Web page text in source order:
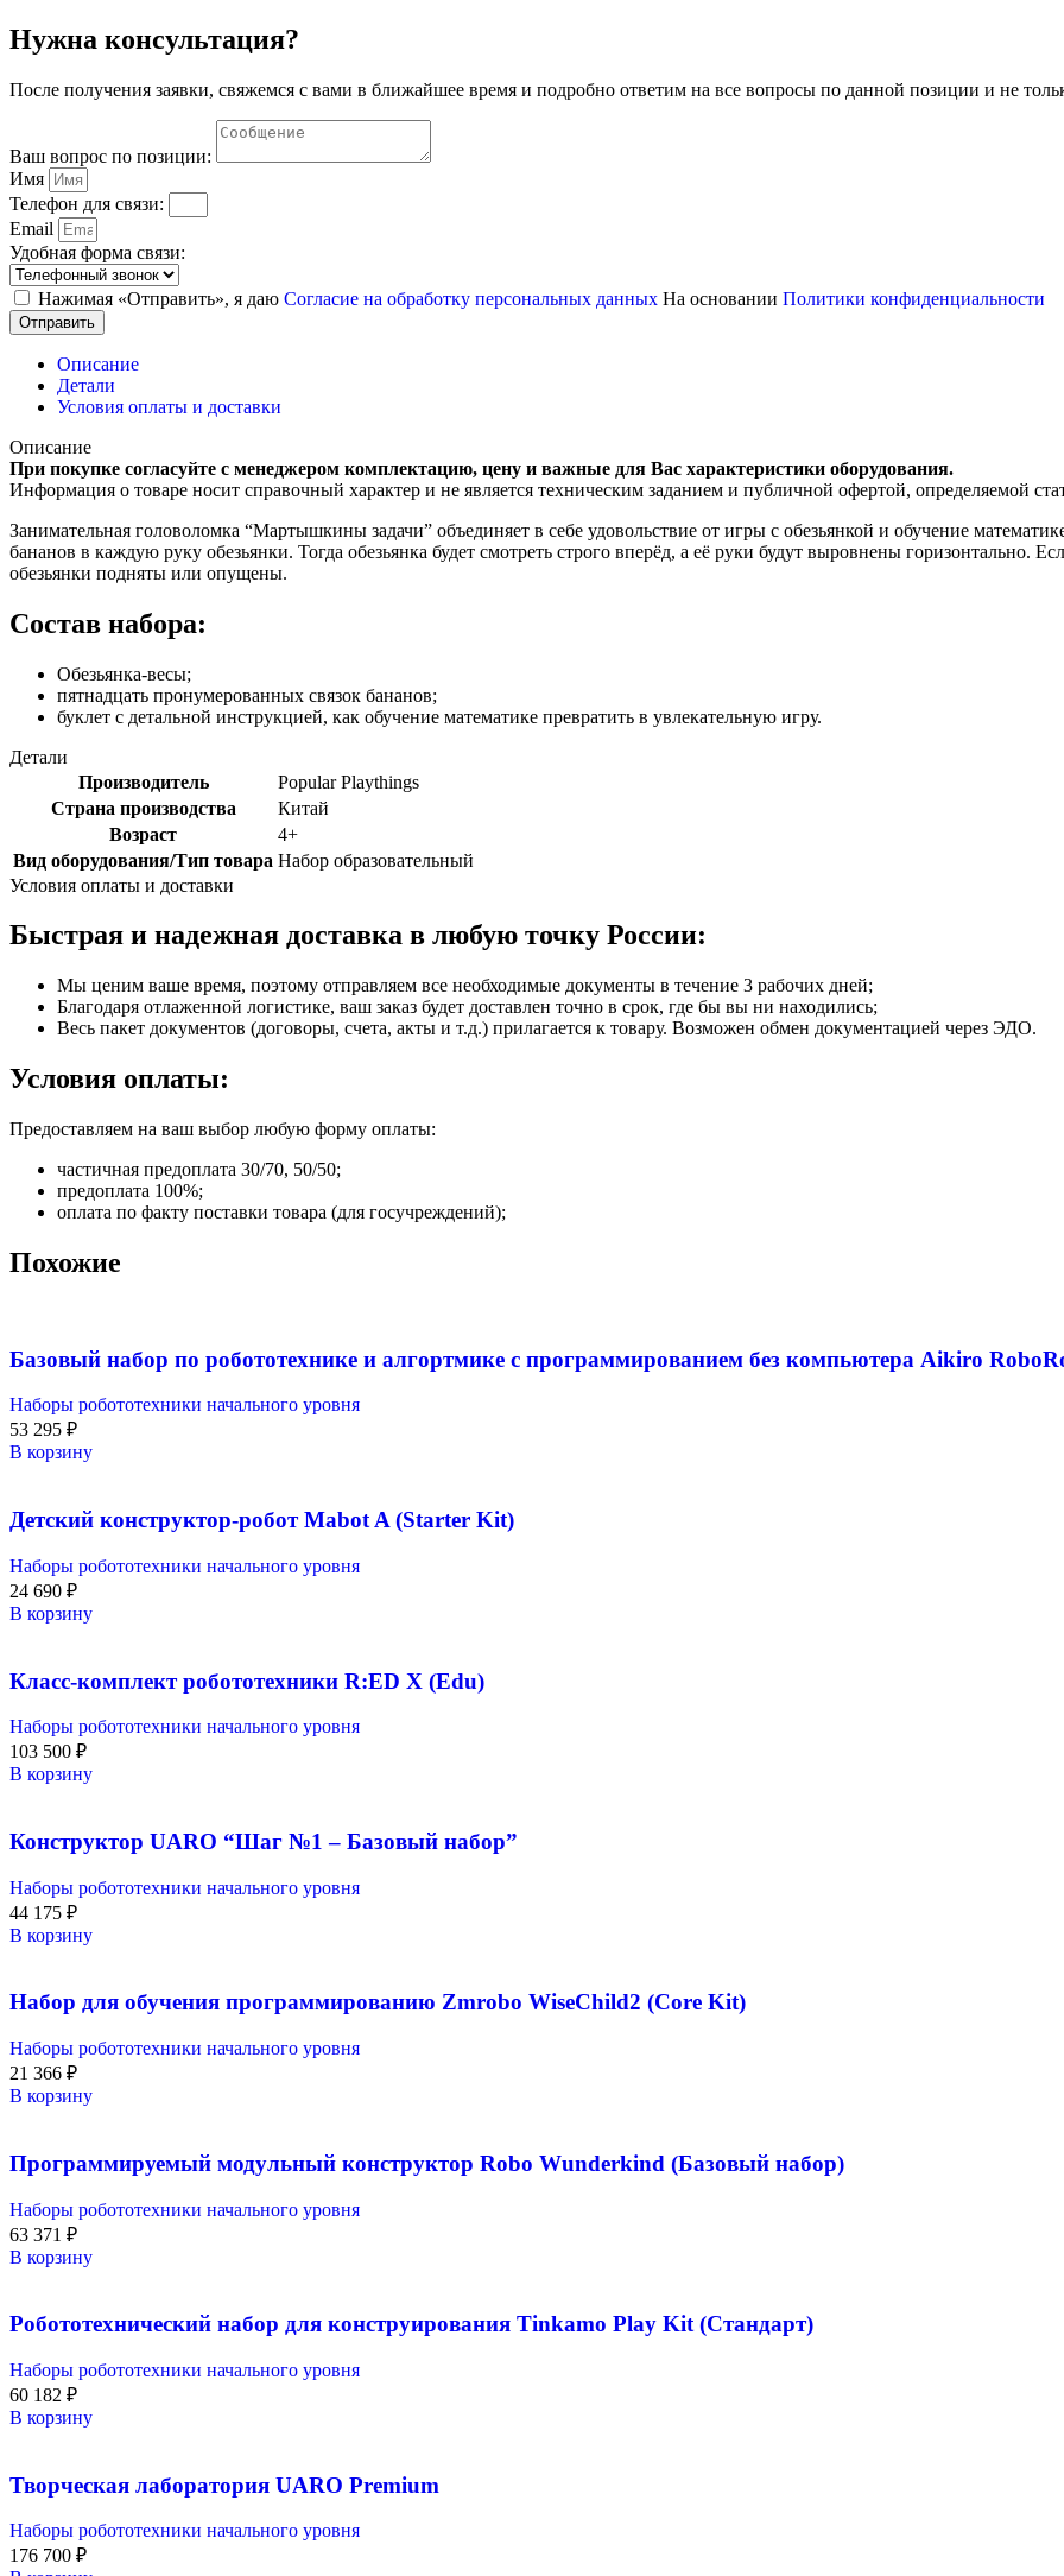
Нужна консультация?
После получения заявки, свяжемся с вами в ближайшее время и подробно ответим на все вопросы по данной позиции и не
Ваш вопрос по позиции:
Имя
Телефон для связи:
Email
Удобная форма связи:
Нажимая «Отправить», я даю Согласие на обработку персональных данных На основании Политики конфиденциальности
Отправить
Описание
Детали
Условия оплаты и доставки
Описание
При покупке согласуйте с менеджером комплектацию, цену и важные для Вас характеристики оборудования.
Информация о товаре носит справочный характер и не является техническим заданием и публичной офертой, определяемой
Занимательная головоломка “Мартышкины задачи” объединяет в себе удовольствие от игры с обезьянкой и обучение
бананов в каждую руку обезьянки. Тогда обезьянка будет смотреть строго вперёд, а её руки будут выровнены горизонтально.
обезьянки подняты или опущены.
Состав набора:
Обезьянка-весы;
пятнадцать пронумерованных связок бананов;
буклет с детальной инструкцией, как обучение математике превратить в увлекательную игру.
Детали
Производитель
Popular Playthings
Страна производства
Китай
Возраст
4+
Вид оборудования/Тип товара Набор образовательный
Условия оплаты и доставки
Быстрая и надежная доставка в любую точку России:
Мы ценим ваше время, поэтому отправляем все необходимые документы в течение 3 рабочих дней;
Благодаря отлаженной логистике, ваш заказ будет доставлен точно в срок, где бы вы ни находились;
Весь пакет документов (договоры, счета, акты и т.д.) прилагается к товару. Возможен обмен документацией через ЭДО.
Условия оплаты:
Предоставляем на ваш выбор любую форму оплаты:
частичная предоплата 30/70, 50/50;
предоплата 100%;
оплата по факту поставки товара (для госучреждений);
Похожие
Базовый набор по робототехнике и алгортмике с программированием без компьютера Aikiro
Наборы робототехники начального уровня
53 295 ₽
В корзину
Детский конструктор-робот Mabot A (Starter Kit)
Наборы робототехники начального уровня
24 690 ₽
В корзину
Класс-комплект робототехники R:ED X (Edu)
Наборы робототехники начального уровня
103 500 ₽
В корзину
Конструктор UARO “Шаг №1 – Базовый набор”
Наборы робототехники начального уровня
44 175 ₽
В корзину
Набор для обучения программированию Zmrobo WiseChild2 (Core Kit)
Наборы робототехники начального уровня
21 366 ₽
В корзину
Программируемый модульный конструктор Robo Wunderkind (Базовый набор)
Наборы робототехники начального уровня
63 371 ₽
В корзину
Робототехнический набор для конструирования Tinkamo Play Kit (Стандарт)
Наборы робототехники начального уровня
60 182 ₽
В корзину
Творческая лаборатория UARO Premium
Наборы робототехники начального уровня
176 700 ₽